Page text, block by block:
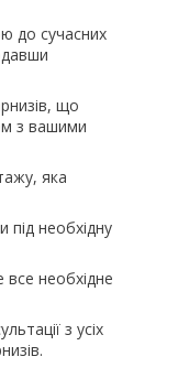
до сучасних
що
з вашими
яка
необхідну
необхідне
з усіх